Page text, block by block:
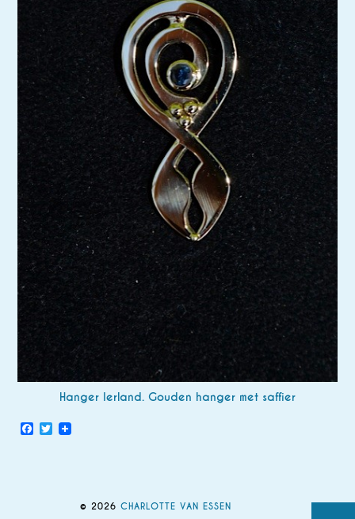
Hanger Ierland. Gouden hanger met saffier
Facebook
Twitter
© 2026 CHARLOTTE VAN ESSEN